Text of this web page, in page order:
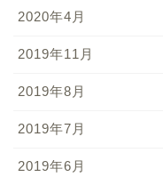
2020年4月
2019年11月
2019年8月
2019年7月
2019年6月